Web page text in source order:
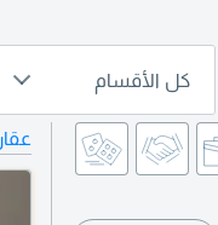
كل الأقسام